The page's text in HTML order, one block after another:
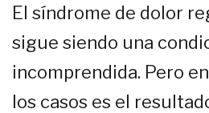
El síndrome de dolor
sigue siendo una
incomprendida. Pero
los casos es el